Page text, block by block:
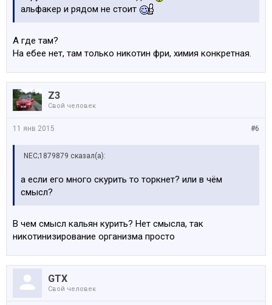
альфакер и рядом не стоит
А где там?
На ебее нет, там только никотин фри, химия конкретная.
Z3
Свой человек
#6
11 янв 2015
NEC;1879879 сказал(а):
а если его много скурить то торкнет? или в чём
смысл?
В чем смысл кальян курить? Нет смысла, так
никотинизирование организма просто
GTX
Свой человек